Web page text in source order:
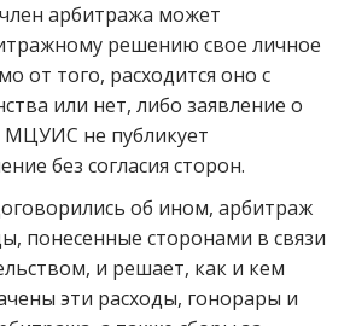
арбитража может
решению свое личное
от того, расходится оно с
или нет, либо заявление о
МЦУИС не публикует
без согласия сторон.
об ином, арбитраж
понесенные сторонами в связи
и решает, как и кем
эти расходы, гонорары и